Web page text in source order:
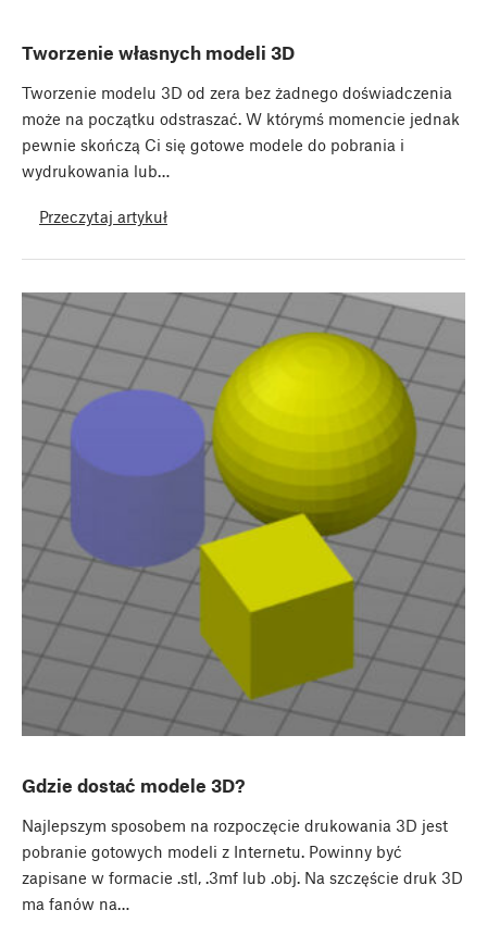
Tworzenie własnych modeli 3D
Tworzenie modelu 3D od zera bez żadnego doświadczenia
może na początku odstraszać. W którymś momencie jednak
pewnie skończą Ci się gotowe modele do pobrania i
wydrukowania lub…
Przeczytaj artykuł
Gdzie dostać modele 3D?
Najlepszym sposobem na rozpoczęcie drukowania 3D jest
pobranie gotowych modeli z Internetu. Powinny być
zapisane w formacie .stl, .3mf lub .obj. Na szczęście druk 3D
ma fanów na…